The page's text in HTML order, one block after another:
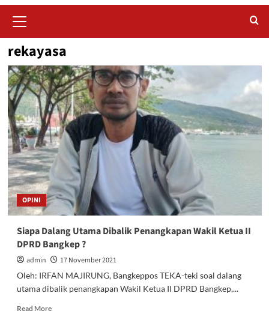
Menu
rekayasa
OPINI
Siapa Dalang Utama Dibalik Penangkapan Wakil Ketua II
DPRD Bangkep ?
admin
17 November 2021
Oleh: IRFAN MAJIRUNG, Bangkeppos TEKA-teki soal dalang
utama dibalik penangkapan Wakil Ketua II DPRD Bangkep,...
Read MoreRead